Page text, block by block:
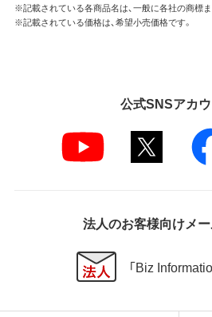
※記載されている各商品名は、一般に各社の商標ま
※記載されている価格は、希望小売価格です。
公式SNSアカ
法人のお客様向けメ
「Biz